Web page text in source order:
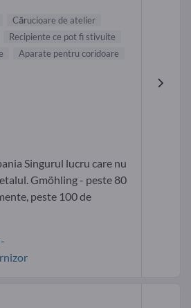
Cărucioare de atelier
Recipiente ce pot fi stivuite
Aparate pentru coridoare
Singurul lucru care nu
Gmöhling - peste 80
peste 100 de